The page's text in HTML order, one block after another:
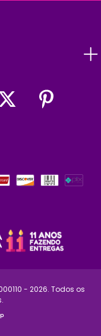
- 2026. Todos os